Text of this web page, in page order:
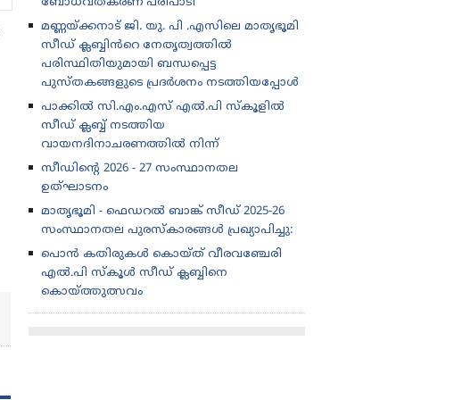
മണ്ണയ്ക്കനാട് ജി. യു. പി .എസിലെ മാതൃഭൂമി
സീഡ് ക്ലബ്ബിൻറെ നേതൃത്വത്തിൽ
പരിസ്ഥിതിയുമായി ബന്ധപ്പെട്ട
പുസ്തകങ്ങളുടെ പ്രദർശനം നടത്തിയപ്പോൾ
പാക്കിൽ സി.എം.എസ് എൽ.പി സ്കൂളിൽ
സീഡ് ക്ലബ്ബ് നടത്തിയ
വായനദിനാചരണത്തിൽ നിന്ന്
സീഡിന്റെ 2026 - 27 സംസ്ഥാനതല
ഉത്‌ഘാടനം
മാതൃഭൂമി - ഫെഡറൽ ബാങ്ക് സീഡ് 2025-26
സംസ്ഥാനതല പുരസ്കാരങ്ങൾ പ്രഖ്യാപിച്ചു:
പൊൻ കതിരുകൾ കൊയ്ത് വീരവഞ്ചേരി
എൽ.പി സ്കൂൾ സീഡ് ക്ലബ്ബിനെ
കൊയ്ത്തുത്സവം